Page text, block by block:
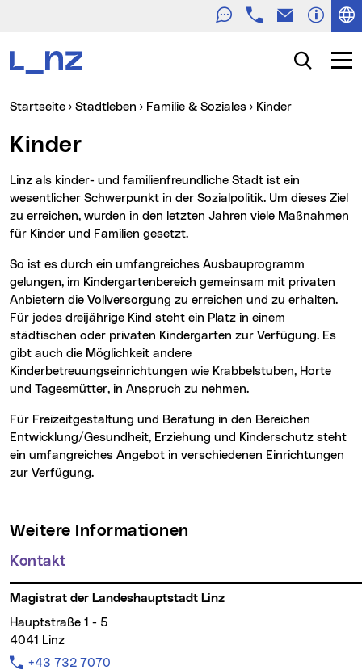
TelefonE-Mail
Suche
Sie sind hier:
Startseite Stadtleben Familie & Soziales Kinder
Kinder
Linz als kinder- und familienfreundliche Stadt ist ein
wesentlicher Schwerpunkt in der Sozialpolitik. Um dieses Ziel
zu erreichen, wurden in den letzten Jahren viele Maßnahmen
für Kinder und Familien gesetzt.
So ist es durch ein umfangreiches Ausbauprogramm
gelungen, im Kindergartenbereich gemeinsam mit privaten
Anbietern die Vollversorgung zu erreichen und zu erhalten.
Für jedes dreijährige Kind steht ein Platz in einem
städtischen oder privaten Kindergarten zur Verfügung. Es
gibt auch die Möglichkeit andere
Kinderbetreuungseinrichtungen wie Krabbelstuben, Horte
und Tagesmütter, in Anspruch zu nehmen.
Für Freizeitgestaltung und Beratung in den Bereichen
Entwicklung/Gesundheit, Erziehung und Kinderschutz steht
ein umfangreiches Angebot in verschiedenen Einrichtungen
zur Verfügung.
Weitere Informationen
Kontakt
Magistrat der Landeshauptstadt Linz
Hauptstraße 1 - 5
4041 Linz
Telefon:
+43 732 7070